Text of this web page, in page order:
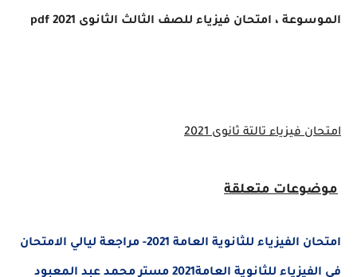
الموسوعة ، امتحان فيزياء للصف الثالث الثانوى 2021 pdf
امتحان فيزياء تالتة ثانوى 2021
موضوعات متعلقة
امتحان الفيزياء للثانوية العامة 2021- مراجعة ليالي الامتحان
في الفيزياء للثانوية العامة2021 مستر محمد عبد المعبود